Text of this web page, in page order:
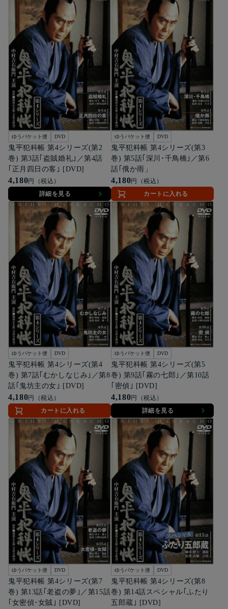
ゆうパケット便 DVD
鬼平犯科帳 第4シリーズ(第2
巻) 第3話｢盗賊婚礼｣／第4話
｢正月四日の客｣ [DVD]
4,180円（税込）
詳細を見る
ゆうパケット便 DVD
鬼平犯科帳 第4シリーズ(第3
巻) 第5話｢深川･千鳥橋｣／第6
話｢俄か雨」
4,180円（税込）
カートに入れる
ゆうパケット便 DVD
鬼平犯科帳 第4シリーズ(第4
巻) 第7話｢むかしなじみ｣／第8
話｢鬼坊主の女｣ [DVD]
4,180円（税込）
カートに入れる
ゆうパケット便 DVD
鬼平犯科帳 第4シリーズ(第5
巻) 第9話｢霧の七郎｣／第10話
｢密偵｣ [DVD]
4,180円（税込）
詳細を見る
ゆうパケット便 DVD
鬼平犯科帳 第4シリーズ(第7
巻) 第13話｢老盗の夢｣／第15話
｢女密偵･女賊｣ [DVD]
ゆうパケット便 DVD
鬼平犯科帳 第4シリーズ(第8
巻) 第14話スペシャル｢ふたり
五郎蔵｣ [DVD]